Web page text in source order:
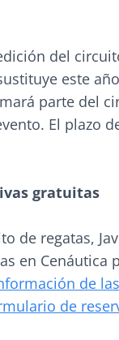
del
este
parte del
El plazo
gratuitas
de regatas,
en Cenáutica
de
de